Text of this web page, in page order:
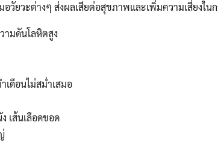
วัยวะต่างๆ ส่งผลเสียต่อสุขภาพและเพิ่มความเสี่ยงใ
ามดันโลหิตสูง
เดือนไม่สม่ำเสมอ
เส้นเลือดขอด